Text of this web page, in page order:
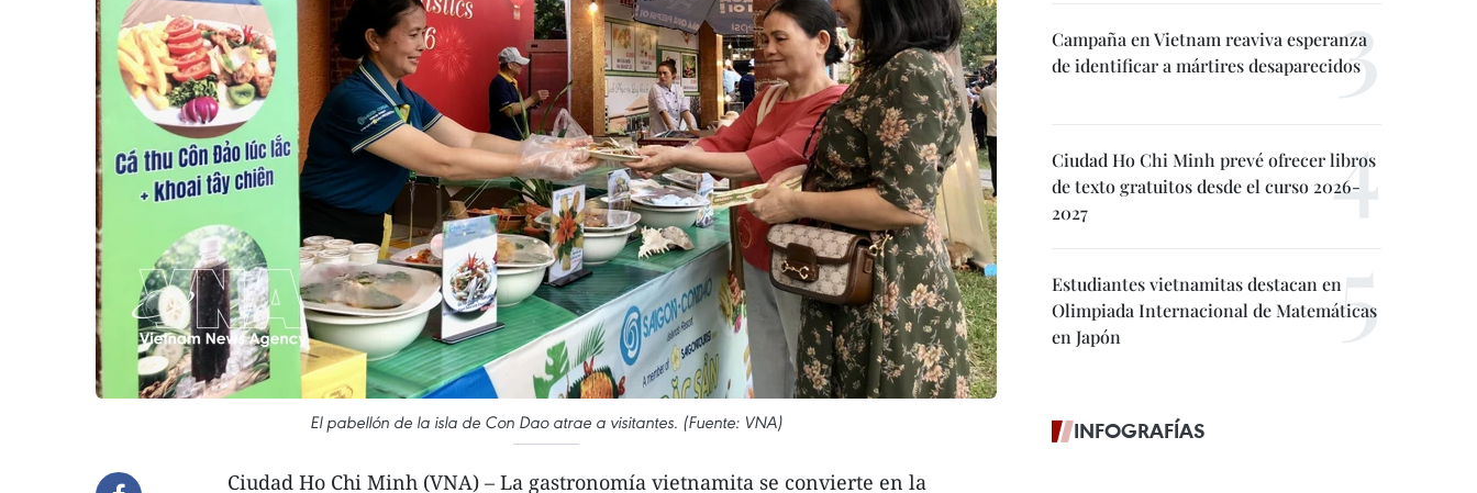
El pabellón de la isla de Con Dao atrae a visitantes. (Fuente: VNA)
Ciudad Ho Chi Minh (VNA) – La gastronomía vietnamita se convierte en la
Campaña en Vietnam reaviva esperanza
de identificar a mártires desaparecidos
Ciudad Ho Chi Minh prevé ofrecer libros
de texto gratuitos desde el curso 2026-
2027
Estudiantes vietnamitas destacan en
Olimpiada Internacional de Matemáticas
en Japón
INFOGRAFÍAS